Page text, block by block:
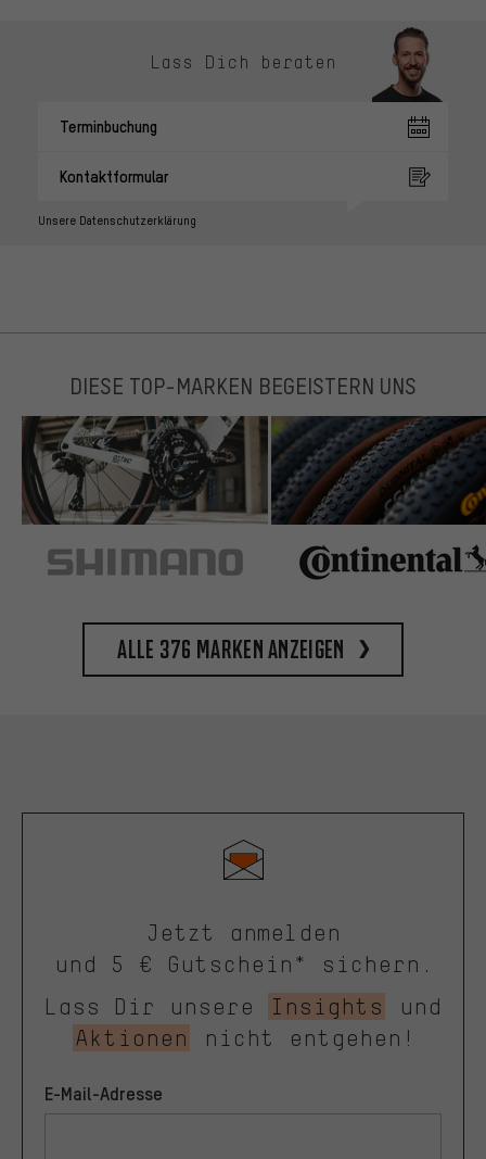
Lass Dich beraten
Terminbuchung
Kontaktformular
Unsere Datenschutzerklärung
DIESE TOP-MARKEN BEGEISTERN UNS
Alle 376 Marken anzeigen
Jetzt anmelden
und 5 € Gutschein* sichern.
Lass Dir unsere
Insights
und
Aktionen
nicht entgehen!
E-Mail-Adresse